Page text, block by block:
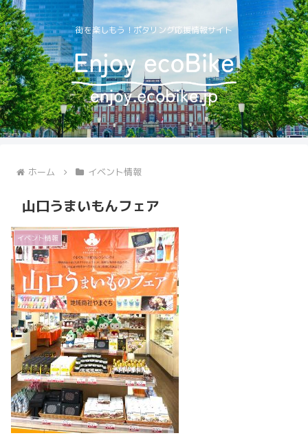
街を楽しもう！ポタリング応援情報サイト
ホーム イベント情報
山口うまいもんフェア
イベント情報